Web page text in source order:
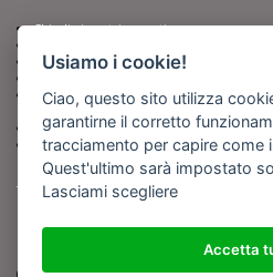
Chiedi ai nostri esperti
Fai pubblicità con noi
Iscriviti al nostro corso di
giornalismo
Compra i nostri libri
Entra in Barinedita Map
Copyright BARIREPORT s.a.s. All rights
logo di Barinedita sono state commissionate
detiene i Diritti d'Autore e sono state
(tranne che non vi sia uno specifico anno
Usiamo i cookie!
Ciao, questo sito utilizza
garantirne il corretto
tracciamento per capire come
Quest'ultimo sarà impostato
Lasciami scegliere
Accetta